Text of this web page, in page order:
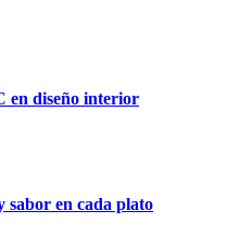
en diseño interior
en cada plato